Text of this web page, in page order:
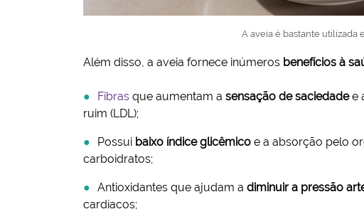
A aveia é bastante utilizada
Além disso, a aveia fornece inúmeros benefícios à
Fibras que aumentam a sensação de saciedadee
ruim (LDL);
Possui baixo índice glicêmico e a absorção pelo
carboidratos;
Antioxidantes que ajudam a diminuir a pressão
cardíacos;